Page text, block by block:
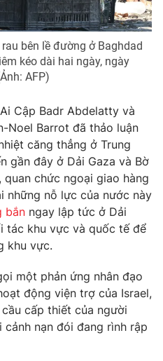
Vươn mình bằng AI
VTV8
Việt Nam
điện tử số 483/GP-BTTTT
bên lề đường ở Baghdad
kéo dài hai ngày, ngày
AFP)
Cập Badr Abdelatty và
Noel Barrot đã thảo luận
căng thẳng ở Trung
gần đây ở Dải Gaza và Bờ
chức ngoại giao hàng
những nỗ lực của nước này
bắn ngay lập tức ở Dải
tác khu vực và quốc tế để
khu vực.
một phản ứng nhân đạo
động viện trợ của Israel,
cấp thiết của người
nạn đói đang rình rập